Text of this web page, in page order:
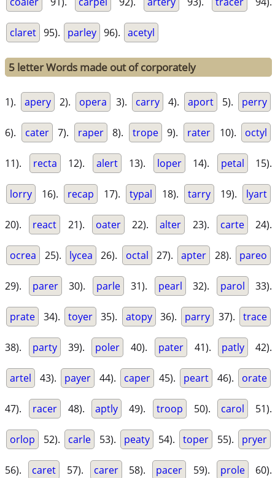
claret 95). parley 96). acetyl
5 letter Words made out of corporately
1). apery 2). opera 3). carry 4). aport 5). perry
6). cater 7). raper 8). trope 9). rater 10). octyl
11). recta 12). alert 13). loper 14). petal 15).
lorry 16). recap 17). typal 18). tarry 19). lyart
20). react 21). oater 22). alter 23). carte 24).
ocrea 25). lycea 26). octal 27). apter 28). pareo
29). parer 30). parle 31). pearl 32). parol 33).
prate 34). toyer 35). atopy 36). parry 37). trace
38). party 39). poler 40). pater 41). patly 42).
artel 43). payer 44). caper 45). peart 46). orate
47). racer 48). aptly 49). troop 50). carol 51).
orlop 52). carle 53). peaty 54). toper 55). pryer
56). caret 57). carer 58). pacer 59). prole 60).